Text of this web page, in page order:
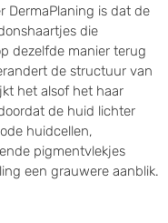
DermaPlaning is dat de
die
dezelfde manier terug
de structuur van
het alsof het haar
de huid lichter
huidcellen,
pigmentvlekjes
een grauwere aanblik.